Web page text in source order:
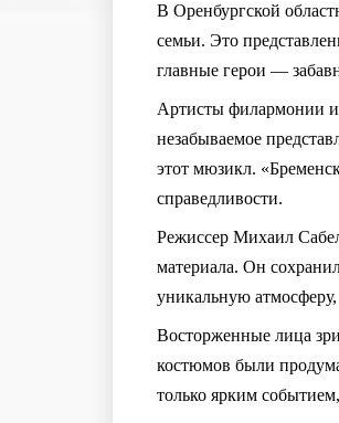
В Оренбургской
семьи. Это
главные герои —
Артисты филармонии и
незабываемое
этот мюзикл.
справедливости.
Режиссер Михаил
материала. Он
уникальную
Восторженные лица
костюмов были
только ярким